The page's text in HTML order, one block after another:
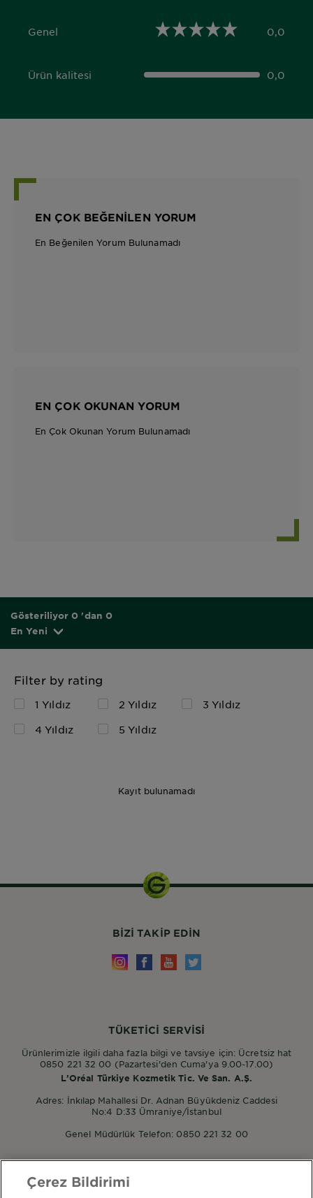
Genel
0,0 out of 5 stars 0,0
Ürün kalitesi
0,0 out of 5 stars 0,0
EN ÇOK BEĞENILEN YORUM
En Beğenilen Yorum Bulunamadı
EN ÇOK OKUNAN YORUM
En Çok Okunan Yorum Bulunamadı
Gösteriliyor 0 'dan 0
En Yeni
Filter by rating
1 Yıldız 2 Yıldız
3 Yıldız
4 Yıldız
5 Yıldız
Kayıt bulunamadı
TÜKETİCİ SERVİSİ
Ürünlerimizle ilgili daha fazla bilgi ve tavsiye için: Ücretsiz hat
0850 221 32 00 (Pazartesi'den Cuma'ya 9.00-17.00)
L’Oréal Türkiye Kozmetik Tic. Ve San. A.Ş.
Adres: İnkılap Mahallesi Dr. Adnan Büyükdeniz Caddesi
No:4 D:33 Ümraniye/İstanbul
Genel Müdürlük Telefon: 0850 221 32 00
POPÜLER ÜRÜNLER
BIZI TAKIP EDIN
Çerez Bildirimi